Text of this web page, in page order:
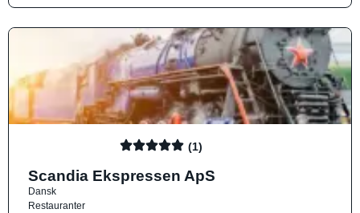
(1)
Scandia Ekspressen ApS
Dansk
Restauranter